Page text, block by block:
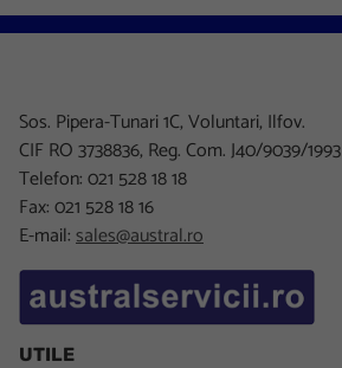
Sos. Pipera-Tunari 1C, Voluntari, Ilfov.
CIF RO 3738836, Reg. Com. J40/9039/1993
Telefon: 021 528 18 18
Fax: 021 528 18 16
E-mail:sales@austral.ro
UTILE